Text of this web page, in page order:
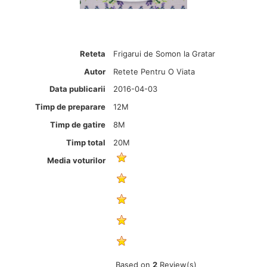
Reteta
Frigarui de Somon la Gratar
Autor
Retete Pentru O Viata
Data publicarii
2016-04-03
Timp de preparare
12M
Timp de gatire
8M
Timp total
20M
Media voturilor
Based on 2 Review(s)